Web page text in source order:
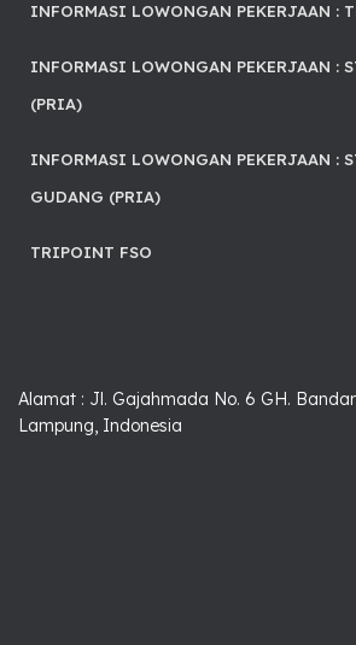
INFORMASI LOWONGAN PEKERJAAN :
INFORMASI LOWONGAN PEKERJAAN :
(PRIA)
INFORMASI LOWONGAN PEKERJAAN :
GUDANG (PRIA)
TRIPOINT FSO
Alamat : Jl. Gajahmada No. 6 GH.
Lampung, Indonesia